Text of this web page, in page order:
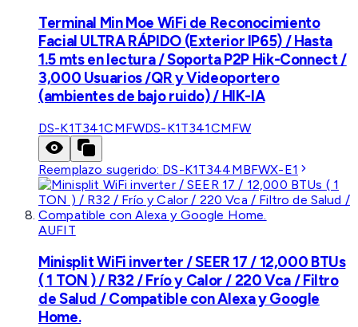
Terminal Min Moe WiFi de Reconocimiento
Facial ULTRA RÁPIDO (Exterior IP65) / Hasta
1.5 mts en lectura / Soporta P2P Hik-Connect /
3,000 Usuarios /QR y Videoportero
(ambientes de bajo ruido) / HIK-IA
DS-K1T341CMFWDS-K1T341CMFW
Reemplazo sugerido: DS-K1T344MBFWX-E1
AUFIT
Minisplit WiFi inverter / SEER 17 / 12,000 BTUs
( 1 TON ) / R32 / Frío y Calor / 220 Vca / Filtro
de Salud / Compatible con Alexa y Google
Home.